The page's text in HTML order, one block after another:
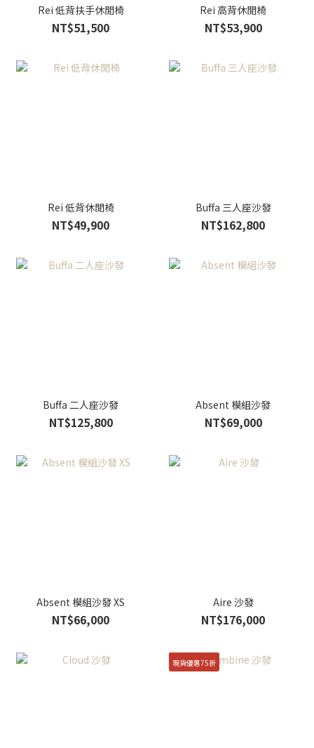
Rei 低背扶手休閒椅
NT$51,500
Rei 高背休閒椅
NT$53,900
Rei 低背休閒椅
NT$49,900
Buffa 三人座沙發
NT$162,800
Buffa 二人座沙發
NT$125,800
Absent 模組沙發
NT$69,000
Absent 模組沙發 XS
NT$66,000
Aire 沙發
NT$176,000
現貨優惠75折